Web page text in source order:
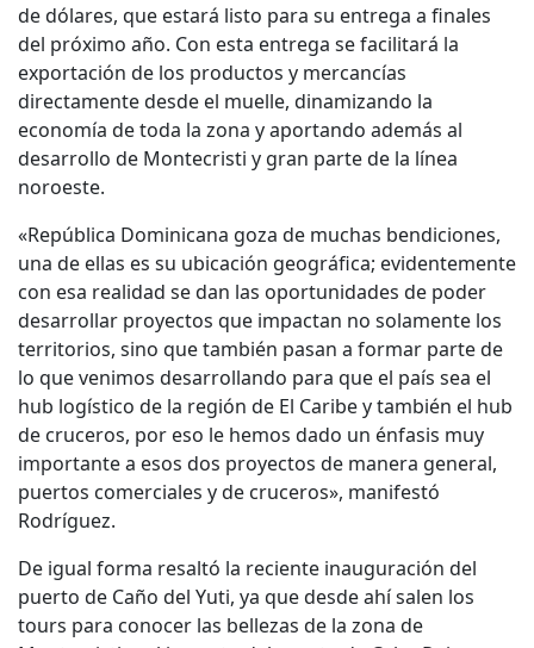
de dólares, que estará listo para su entrega a finales
del próximo año. Con esta entrega se facilitará la
exportación de los productos y mercancías
directamente desde el muelle, dinamizando la
economía de toda la zona y aportando además al
desarrollo de Montecristi y gran parte de la línea
noroeste.
«República Dominicana goza de muchas bendiciones,
una de ellas es su ubicación geográfica; evidentemente
con esa realidad se dan las oportunidades de poder
desarrollar proyectos que impactan no solamente los
territorios, sino que también pasan a formar parte de
lo que venimos desarrollando para que el país sea el
hub logístico de la región de El Caribe y también el hub
de cruceros, por eso le hemos dado un énfasis muy
importante a esos dos proyectos de manera general,
puertos comerciales y de cruceros», manifestó
Rodríguez.
De igual forma resaltó la reciente inauguración del
puerto de Caño del Yuti, ya que desde ahí salen los
tours para conocer las bellezas de la zona de